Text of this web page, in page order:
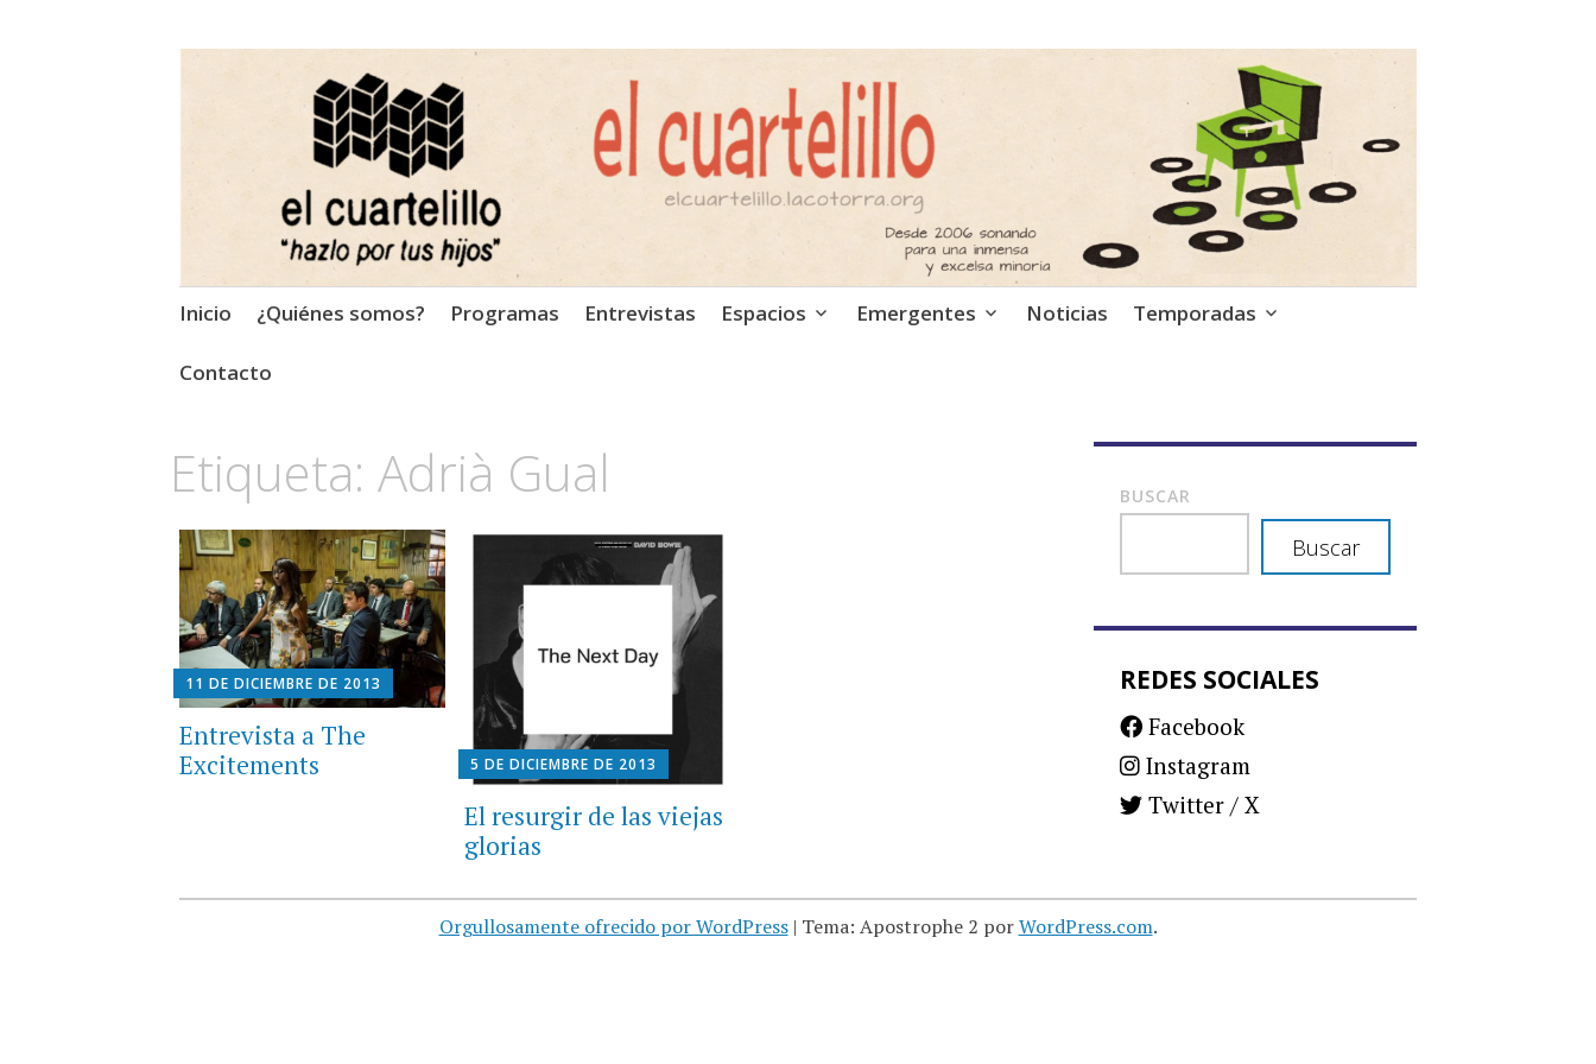
El Cuartelillo
Programa de radio de música independiente. Podcast
Saltar
contenido
Inicio ¿Quiénes somos? Programas Entrevistas Espacios Emergentes Noticias Temporadas
Contacto
Etiqueta: Adrià Gual
11 DE DICIEMBRE DE 2013
Entrevista a The
Excitements
5 DE DICIEMBRE DE 2013
El resurgir de las viejas
glorias
BUSCAR
Buscar
REDES SOCIALES
Facebook
Instagram
Twitter / X
Orgullosamente ofrecido por WordPress | Tema: Apostrophe 2 porWordPress.com.